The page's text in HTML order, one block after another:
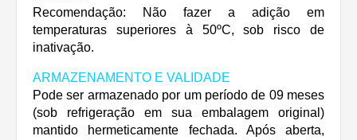
Recomendação: Não fazer a adição em
temperaturas superiores à 50ºC, sob risco de
inativação.
ARMAZENAMENTO E VALIDADE
Pode ser armazenado por um período de 09 meses
(sob refrigeração em sua embalagem original)
mantido hermeticamente fechada. Após aberta,